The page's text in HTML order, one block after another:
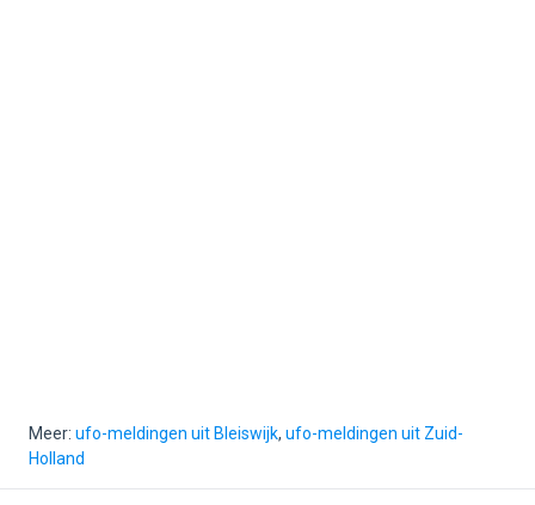
Meer: ufo-meldingen uit Bleiswijk, ufo-meldingen uit Zuid-
Holland